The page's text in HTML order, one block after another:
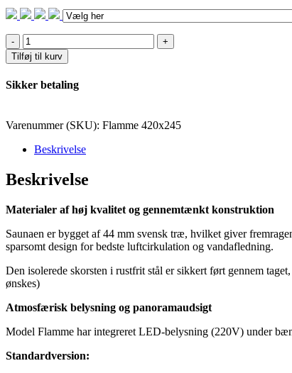
Model
Flamme
420X245
Sauna
antal
Tilføj til kurv
Sikker betaling
Varenummer (SKU): Flamme 420x245
Beskrivelse
Beskrivelse
Materialer af høj kvalitet og gennemtænkt konstruktion
Saunaen er bygget af 44 mm svensk træ, hvilket giver
sparsomt design for bedste luftcirkulation og vandafledning.
Den isolerede skorsten i rustfrit stål er sikkert ført gennem
ønskes)
Atmosfærisk belysning og panoramaudsigt
Model Flamme har integreret LED-belysning (220V) under
Standardversion: